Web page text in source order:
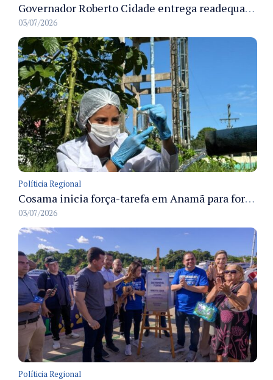
Governador Roberto Cidade entrega readequação do ambulatório da FCecon e amplia capacidade de atendimento oncológico em Manaus
03/07/2026
Políticia Regional
Cosama inicia força-tarefa em Anamã para fortalecer abastecimento de água e segurança hídrica da população
03/07/2026
Políticia Regional